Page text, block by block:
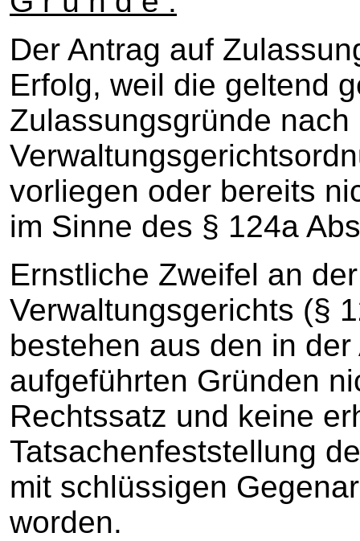
Der Antrag auf
Erfolg, weil die geltend
Zulassungsgründe
vorliegen oder bereits
im Sinne des § 124a
Ernstliche Zweifel an
Verwaltungsgerichts (§
bestehen aus den in
aufgeführten Gründen
Rechtssatz und keine
Tatsachenfeststellung
mit schlüssigen
worden.